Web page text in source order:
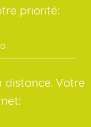
priorité:
distance. Votre